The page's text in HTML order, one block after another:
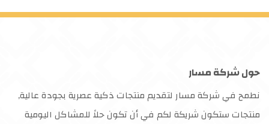
حول شركة مسار
نطمح في شركة مسار لتقديم منتجات ذكية عصرية بجودة عالية,
منتجات ستكون شريكة لكم في أن تكون حلاً للمشاكل اليومية